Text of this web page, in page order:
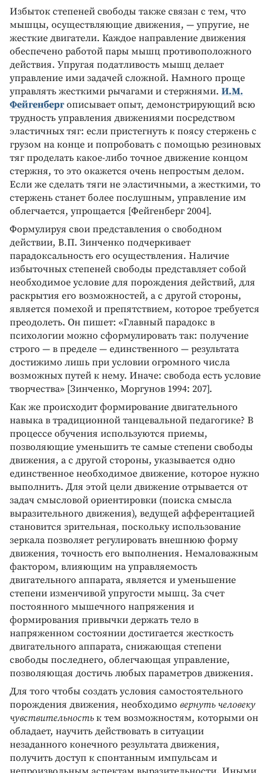
Избыток степеней свободы также связан с тем, что
мышцы, осуществляющие движения, — упругие, не
жесткие двигатели. Каждое направление движения
обеспечено работой пары мышц противоположного
действия. Упругая податливость мышц делает
управление ими задачей сложной. Намного проще
управлять жесткими рычагами и стержнями. И.М.
Фейгенберг описывает опыт, демонстрирующий всю
трудность управления движениями посредством
эластичных тяг: если пристегнуть к поясу стержень с
грузом на конце и попробовать с помощью резиновых
тяг проделать какое-либо точное движение концом
стержня, то это окажется очень непростым делом.
Если же сделать тяги не эластичными, а жесткими, то
стержень станет более послушным, управление им
облегчается, упрощается [Фейгенберг 2004].
Формулируя свои представления о свободном
действии, В.П. Зинченко подчеркивает
парадоксальность его осуществления. Наличие
избыточных степеней свободы представляет собой
необходимое условие для порождения действий, для
раскрытия его возможностей, а с другой стороны,
является помехой и препятствием, которое требуется
преодолеть. Он пишет: «Главный парадокс в
психологии можно сформулировать так: получение
строго — в пределе — единственного — результата
достижимо лишь при условии огромного числа
возможных путей к нему. Иначе: свобода есть условие
творчества» [Зинченко, Моргунов 1994: 207].
Как же происходит формирование двигательного
навыка в традиционной танцевальной педагогике? В
процессе обучения используются приемы,
позволяющие уменьшить те самые степени свободы
движения, а с другой стороны, указывается одно
единственное необходимое движение, которое нужно
выполнить. Для этой цели движение отрывается от
задач смысловой ориентировки (поиска смысла
выразительного движения), ведущей афферентацией
становится зрительная, поскольку использование
зеркала позволяет регулировать внешнюю форму
движения, точность его выполнения. Немаловажным
фактором, влияющим на управляемость
двигательного аппарата, является и уменьшение
степени изменчивой упругости мышц. За счет
постоянного мышечного напряжения и
формирования привычки держать тело в
напряженном состоянии достигается жесткость
двигательного аппарата, снижающая степени
свободы последнего, облегчающая управление,
позволяющая достичь любых параметров движения.
Для того чтобы создать условия самостоятельного
порождения движения, необходимо вернуть человеку
чувствительностьк тем возможностям, которыми он
обладает, научить действовать в ситуации
незаданного конечного результата движения,
получить доступ к спонтанным импульсам и